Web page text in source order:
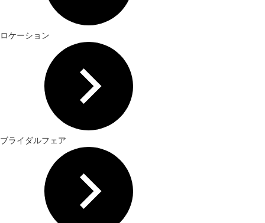
ロケーション
ブライダルフェア